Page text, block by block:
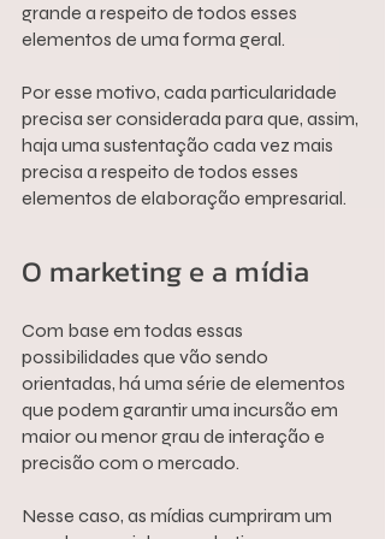
grande a respeito de todos esses
elementos de uma forma geral.
Por esse motivo, cada particularidade
precisa ser considerada para que, assim,
haja uma sustentação cada vez mais
precisa a respeito de todos esses
elementos de elaboração empresarial.
O marketing e a mídia
Com base em todas essas
possibilidades que vão sendo
orientadas, há uma série de elementos
que podem garantir uma incursão em
maior ou menor grau de interação e
precisão com o mercado.
Nesse caso, as mídias cumpriram um